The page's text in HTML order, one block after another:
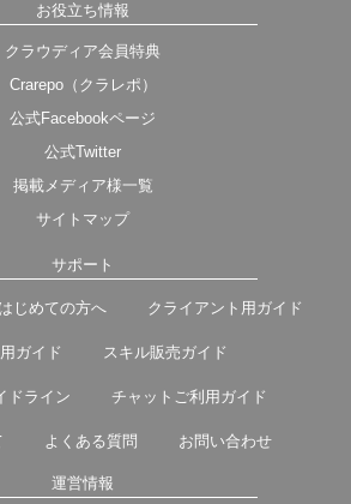
お役立ち情報
クラウディア会員特典
Crarepo（クラレポ）
公式Facebookページ
公式Twitter
掲載メディア様一覧
サイトマップ
サポート
はじめての方へ クライアント用ガイド
ガイド スキル販売ガイド
ドライン チャットご利用ガイド
よくある質問 お問い合わせ
運営情報